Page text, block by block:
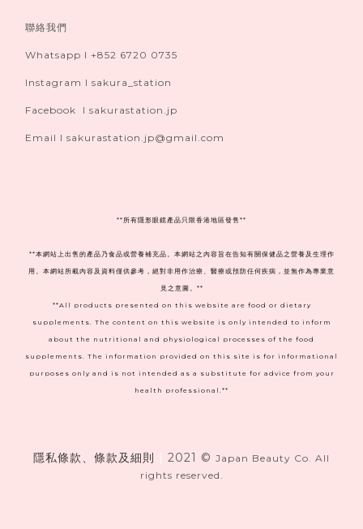
聯絡我們
Whatsapp I +852 6720 0735
Instagram I sakura_station
Facebook I sakurastation.jp
Email I sakurastation.jp@gmail.com
** 所有隱形眼鏡產品只限香港地區發售**
**本網站上出售的產品乃食品或營養補充品。本網站之內容旨在告知有關保健品之營養及生理作
用。本網站所載內容及資料僅供參考，絕對非用作治療、醫療或預防任何疾病，並無作為專業意
見之意圖。**
**All products presented on this website are food or dietary
supplements. The content on this website is only intended to inform
about the nutritional and physiological processes of the food
supplements. The information provided on this site is for informational
purposes only and is not intended as a substitute for advice from your
health professional.**
隱私條款、條款及細則 2021 © Japan Beauty Co. All
rights reserved.